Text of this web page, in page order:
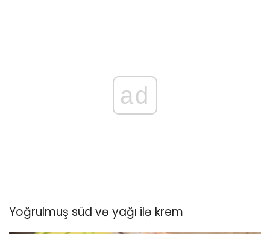
ad
Yoğrulmuş süd və yağı ilə krem